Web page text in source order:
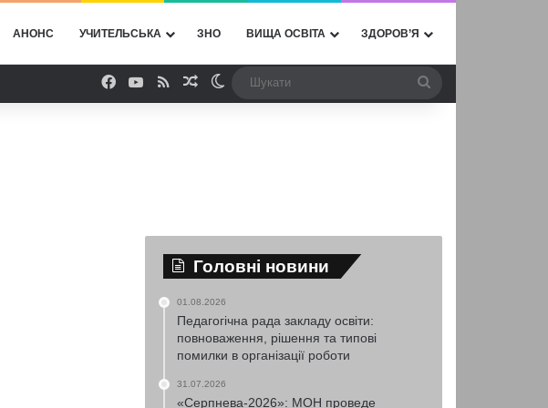
АНОНС УЧИТЕЛЬСЬКА ЗНО ВИЩА ОСВІТА ЗДОРОВ’Я
Facebook
YouTube
RSSВипадкова стаття
Switch skin
Головні новини
01.08.2026
Педагогічна рада закладу освіти:
повноваження, рішення та типові
помилки в організації роботи
31.07.2026
«Серпнева-2026»: МОН проведе